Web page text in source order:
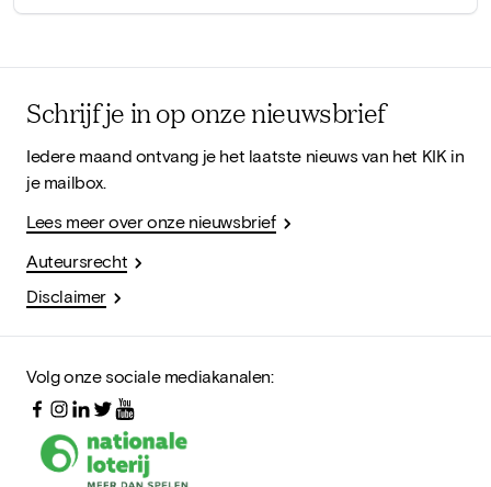
Schrijf je in op onze nieuwsbrief
Iedere maand ontvang je het laatste nieuws van het KIK in
je mailbox.
Lees meer over onze nieuwsbrief
Auteursrecht
Disclaimer
Volg onze sociale mediakanalen: